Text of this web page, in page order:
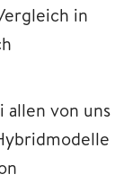
in
allen von uns